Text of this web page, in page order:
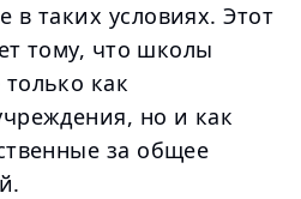
в таких условиях. Этот
тому, что школы
как
но и как
за общее